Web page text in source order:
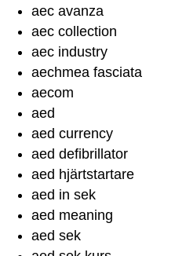
aec avanza
aec collection
aec industry
aechmea fasciata
aecom
aed
aed currency
aed defibrillator
aed hjärtstartare
aed in sek
aed meaning
aed sek